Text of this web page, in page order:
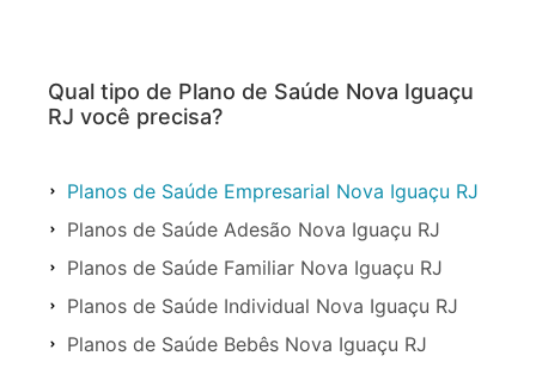
Qual tipo de Plano de Saúde Nova Iguaçu
RJ você precisa?
Planos de Saúde Empresarial Nova Iguaçu RJ
Planos de Saúde Adesão Nova Iguaçu RJ
Planos de Saúde Familiar Nova Iguaçu RJ
Planos de Saúde Individual Nova Iguaçu RJ
Planos de Saúde Bebês Nova Iguaçu RJ